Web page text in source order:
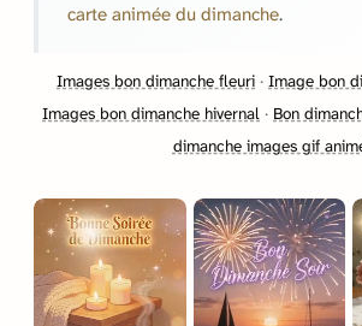
carte animée du dimanche.
Images bon dimanche fleuri · Image bon
Images bon dimanche hivernal · Bon
dimanche images gif